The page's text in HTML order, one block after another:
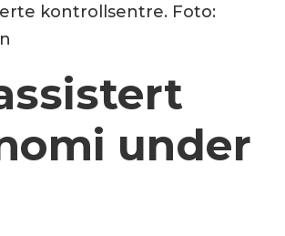
kontrollsentre. Foto:
under